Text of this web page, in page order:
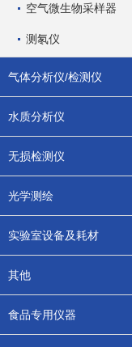
空气微生物采样器
测氡仪
气体分析仪/检测仪
水质分析仪
无损检测仪
光学测绘
实验室设备及耗材
其他
食品专用仪器